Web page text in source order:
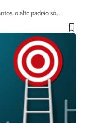
o alto padrão só…